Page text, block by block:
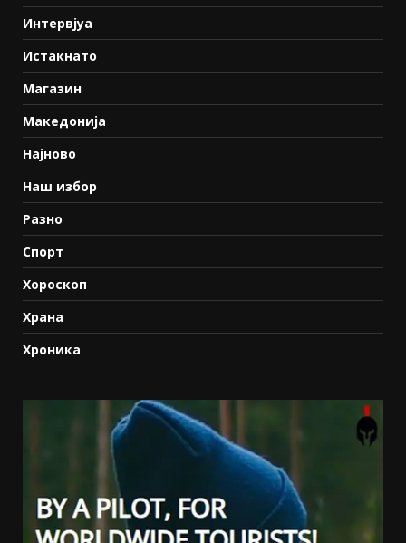
Интервјуа
Истакнато
Магазин
Македонија
Најново
Наш избор
Разно
Спорт
Хороскоп
Храна
Хроника